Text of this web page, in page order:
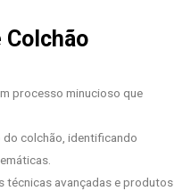
Colchão
processo minucioso que
do colchão, identificando
técnicas avançadas e produtos